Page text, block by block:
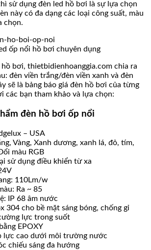
sử dụng đèn led hồ bơi là sự lựa chọn
này có đa dạng các loại công suất, màu
chọn.
ốp nổi hồ bơi chuyên dụng
bơi, thietbidienhoanggia.com chia ra
đèn viền trắng/đèn viền xanh và đèn
sẽ là bảng báo giá đèn hồ bơi của từng
các bạn tham khảo và lựa chọn:
đèn hồ bơi ốp nổi
– USA
Vàng, Xanh dương, xanh lá, đỏ, tím,
màu RGB
sử dụng điều khiển từ xa
110Lm/w
Ra ~ 85
IP 68 âm nước
304 cho bề mặt sáng bóng, chống gỉ
lực trong suốt
EPOXY
lực cao dưới môi trường nước
chiếu sáng đa hướng